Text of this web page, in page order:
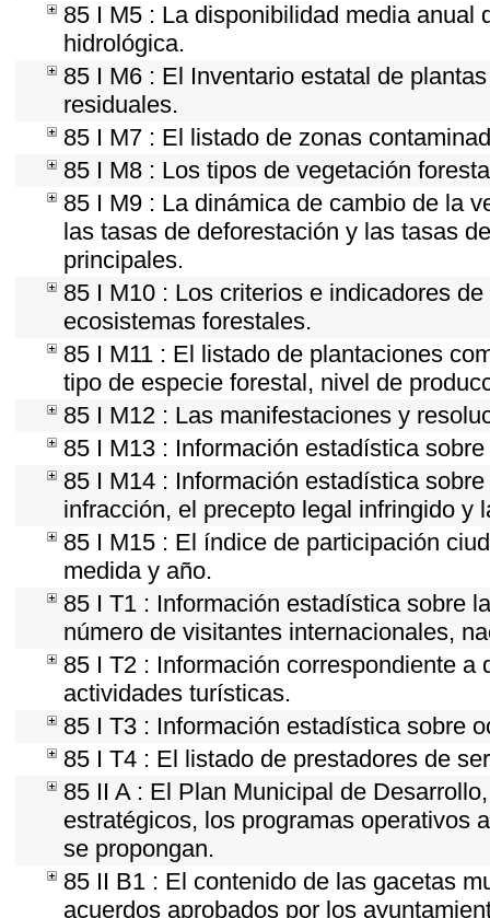
85 I M5 : La disponibilidad media anual
hidrológica.
85 I M6 : El Inventario estatal de
residuales.
85 I M7 : El listado de zonas
85 I M8 : Los tipos de vegetación
85 I M9 : La dinámica de cambio de la
las tasas de deforestación y las tasas
principales.
85 I M10 : Los criterios e indicadores
ecosistemas forestales.
85 I M11 : El listado de plantaciones
tipo de especie forestal, nivel de
85 I M12 : Las manifestaciones y
85 I M13 : Información estadística
85 I M14 : Información estadística
infracción, el precepto legal infringido y
85 I M15 : El índice de participación
medida y año.
85 I T1 : Información estadística sobre
número de visitantes internacionales,
85 I T2 : Información correspondiente
actividades turísticas.
85 I T3 : Información estadística sobre
85 I T4 : El listado de prestadores de
85 II A : El Plan Municipal de
estratégicos, los programas operativos
se propongan.
85 II B1 : El contenido de las gacetas
acuerdos aprobados por los